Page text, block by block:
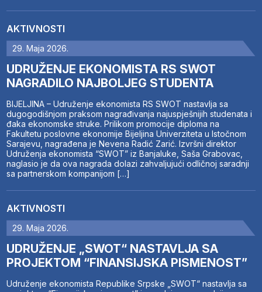
AKTIVNOSTI
29. Maja 2026.
UDRUŽENJE EKONOMISTA RS SWOT
NAGRADILO NAJBOLJEG STUDENTA
BIJELJINA – Udruženje ekonomista RS SWOT nastavlja sa
dugogodišnjom praksom nagrađivanja najuspješnijih studenata i
đaka ekonomske struke. Prilikom promocije diploma na
Fakultetu poslovne ekonomije Bijeljina Univerziteta u Istočnom
Sarajevu, nagrađena je Nevena Radić Zarić. Izvršni direktor
Udruženja ekonomista “SWOT” iz Banjaluke, Saša Grabovac,
naglasio je da ova nagrada dolazi zahvaljujući odličnoj saradnji
sa partnerskom kompanijom […]
AKTIVNOSTI
29. Maja 2026.
UDRUŽENJE „SWOT“ NASTAVLJA SA
PROJEKTOM “FINANSIJSKA PISMENOST”
Udruženje ekonomista Republike Srpske „SWOT“ nastavlja sa